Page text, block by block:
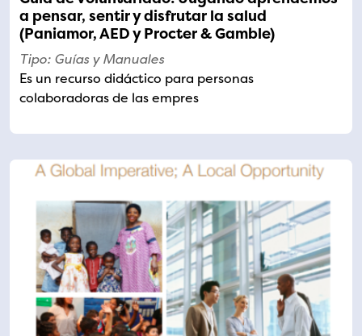
a pensar, sentir y disfrutar la salud
(Paniamor, AED y Procter & Gamble)
Tipo: Guías y Manuales
Es un recurso didáctico para personas
colaboradoras de las empres